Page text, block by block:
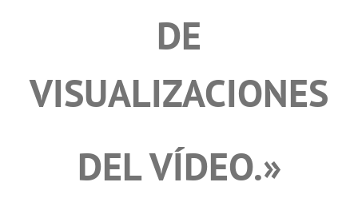
DE
VISUALIZACIONES
DEL VÍDEO.»